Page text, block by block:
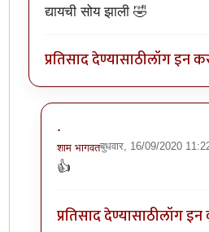
द्यायची सोय झाली 🤣
प्रतिसाद देण्यासाठीलॉग इन
.
शाम भागवतबुधवार, 16/09/2020
In reply to
👍
प्रतिसाद देण्यासाठीलॉग इन